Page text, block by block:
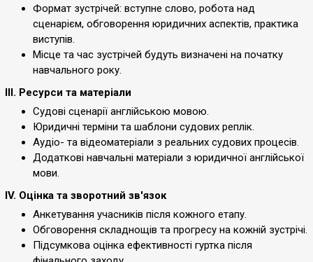
Формат зустрічей: вступне слово, робота над
сценарієм, обговорення юридичних аспектів, практика
виступів.
Місце та час зустрічей будуть визначені на початку
навчального року.
III. Ресурси та матеріали
Судові сценарії англійською мовою.
Юридичні терміни та шаблони судових реплік.
Аудіо- та відеоматеріали з реальних судових процесів.
Додаткові навчальні матеріали з юридичної англійської
мови.
IV. Оцінка та зворотний зв'язок
Анкетування учасників після кожного етапу.
Обговорення складнощів та прогресу на кожній зустрічі.
Підсумкова оцінка ефективності гуртка після